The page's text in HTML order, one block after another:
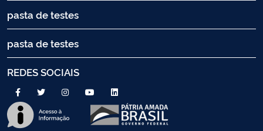
pasta de testes
pasta de testes
REDES SOCIAIS